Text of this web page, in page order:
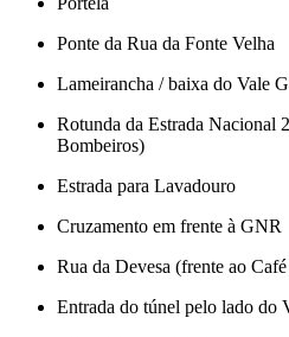
Ponte da Rua da Fonte Velha
Lameirancha / baixa do Vale
Rotunda da Estrada Nacional
Bombeiros)
Estrada para Lavadouro
Cruzamento em frente à GNR
Rua da Devesa (frente ao
Entrada do túnel pelo lado do